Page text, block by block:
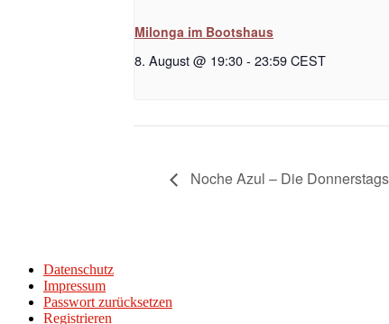
Milonga im Bootshaus
8. August @ 19:30- 23:59CEST
Noche Azul – Die
Datenschutz
Impressum
Passwort zurücksetzen
Registrieren